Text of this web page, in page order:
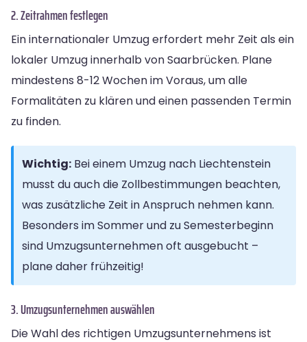
2. Zeitrahmen festlegen
Ein internationaler Umzug erfordert mehr Zeit als ein
lokaler Umzug innerhalb von Saarbrücken. Plane
mindestens 8-12 Wochen im Voraus, um alle
Formalitäten zu klären und einen passenden Termin
zu finden.
Wichtig: Bei einem Umzug nach Liechtenstein
musst du auch die Zollbestimmungen beachten,
was zusätzliche Zeit in Anspruch nehmen kann.
Besonders im Sommer und zu Semesterbeginn
sind Umzugsunternehmen oft ausgebucht –
plane daher frühzeitig!
3. Umzugsunternehmen auswählen
Die Wahl des richtigen Umzugsunternehmens ist